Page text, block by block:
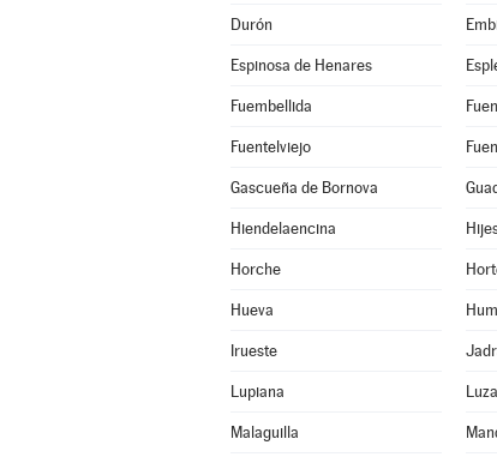
Durón
Espinosa de Henares
Fuembellida
Fuentelviejo
Gascueña de Bornova
Hiendelaencina
Horche
Hueva
Irueste
Lupiana
Malaguilla